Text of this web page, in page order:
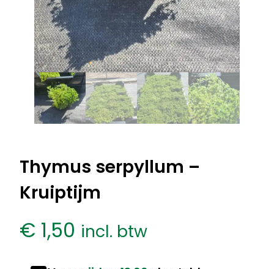
Thymus serpyllum –
Kruiptijm
€ 1,50 incl. btw